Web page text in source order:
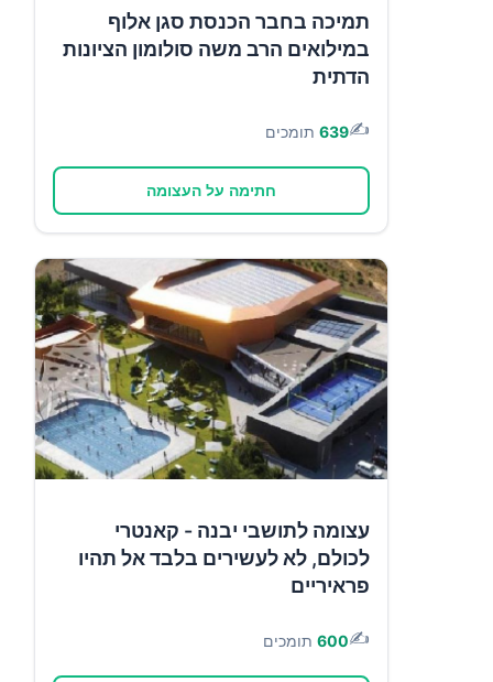
תמיכה בחבר הכנסת סגן אלוף
במילואים הרב משה סולומון הציונות
הדתית
✍️
639 תומכים
חתימה על העצומה
עצומה לתושבי יבנה - קאנטרי
לכולם, לא לעשירים בלבד אל תהיו
פראיריים
✍️
600 תומכים